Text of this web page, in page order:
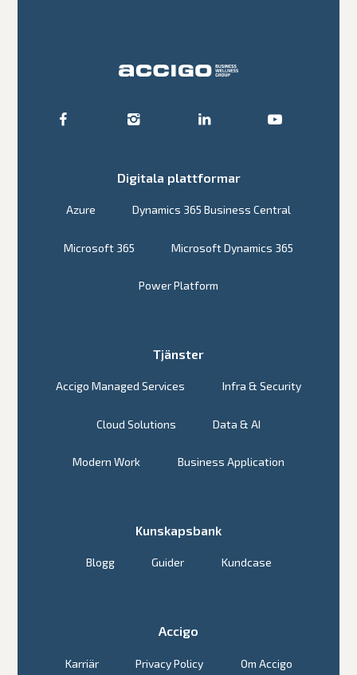
Digitala plattformar
Azure Dynamics 365 Business Central
Microsoft 365 Microsoft Dynamics 365
Power Platform
Tjänster
Accigo Managed Services Infra & Security
Cloud Solutions Data & AI
Modern Work Business Application
Kunskapsbank
Blogg Guider Kundcase
Accigo
Karriär Privacy Policy Om Accigo